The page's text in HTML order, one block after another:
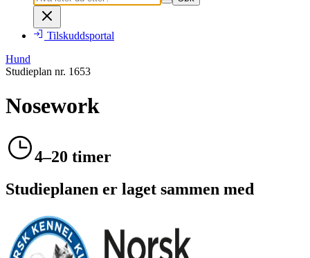
Tilskuddsportal
Hund
Studieplan nr. 1653
Nosework
4–20 timer
Studieplanen er laget sammen med